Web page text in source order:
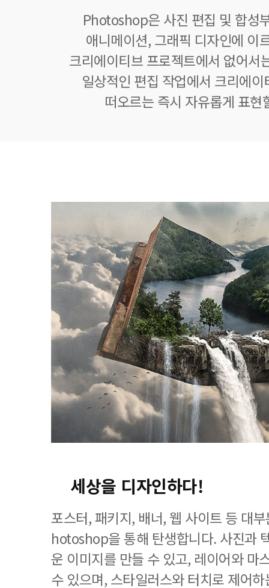
Photoshop은 사진 편집 및 합성
애니메이션, 그래픽 디자인에 이
크리에이티브 프로젝트에서 없어서
일상적인 편집 작업에서 크리에
떠오르는 즉시 자유롭게 표현
세상을 디자인하다!
포스터, 패키지, 배너, 웹 사이트 등 대
hotoshop을 통해 탄생합니다. 사진과
운 이미지를 만들 수 있고, 레이어와 마
수 있으며, 스타일러스와 터치로 제어